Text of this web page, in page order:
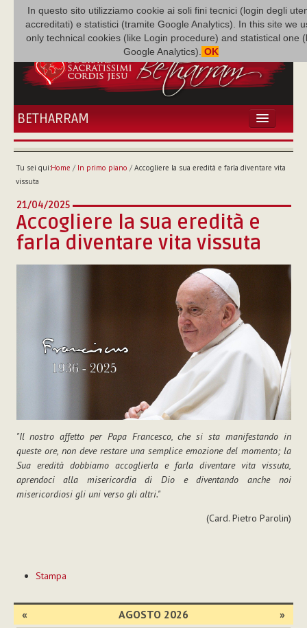
In questo sito utilizziamo cookie ai soli fini tecnici (login degli
accreditati) e statistici (tramite Google Analytics). In this site we
only technical cookies (like Login procedure) and statistical one
Google Analytics). OK
BETHARRAM
HOME
BÉTHARRAM
MISSIONE
NEF
MEDIATECA
Tu sei qui:Home / In primo piano / Accogliere la sua eredità e farla diventare vita
vissuta
21/04/2025
Accogliere la sua eredità e
farla diventare vita vissuta
"Il nostro affetto per Papa Francesco, che si sta manifestando in
queste ore, non deve restare una semplice emozione del momento; la
Sua eredità dobbiamo accoglierla e farla diventare vita vissuta,
aprendoci alla misericordia di Dio e diventando anche noi
misericordiosi gli uni verso gli altri."
(Card. Pietro Parolin)
sul
Stampa
« AGOSTO 2026 »